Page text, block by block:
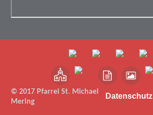
© 2017 Pfarrei St. Michael
Mering
Datenschutz